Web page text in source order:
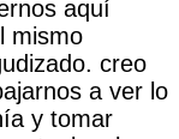
aquí
mismo
creo
a ver lo
y tomar